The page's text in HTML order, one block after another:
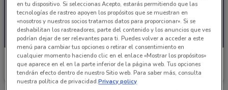
Movistar
Caduca el 20/09 14.2 km
en tu dispositivo. Si seleccionas Acepto, estarás permitiendo que las
tecnologías de rastreo apoyen los propósitos que se muestran en
«nosotros y nuestros socios tratamos datos para proporcionar». Si se
deshabilitan los rastreadores, parte del contenido y los anuncios que ves
podrían dejar de ser relevantes para ti. Puedes volver a acceder a este
menú para cambiar tus opciones o retirar el consentimiento en
cualquier momento haciendo clic en el enlace «Mostrar los propósitos»
que aparece en el en la parte inferior de la página web. Tus opciones
tendrán efecto dentro de nuestro Sitio web. Para saber más, consulta
nuestra política de privacidad.Privacy policy